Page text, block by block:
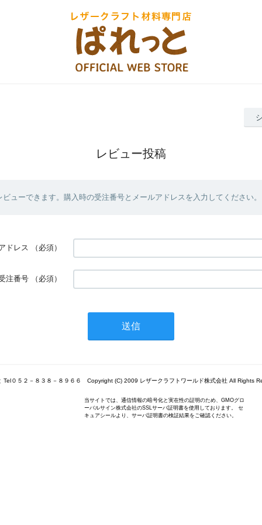
レビュー投稿
ューできます。購入時の受注番号とメールアドレスを入力してください。
ドレス （必須）
注番号 （必須）
Tel０５２－８３８－８９６６ Copyright (C) 2009 レザークラフトワールド株式会社 All Rights
当サイトでは、通信情報の暗号化と実在性の証明のため、GMOグロ
ーバルサイン株式会社のSSLサーバ証明書を使用しております。 セ
キュアシールより、サーバ証明書の検証結果をご確認ください。